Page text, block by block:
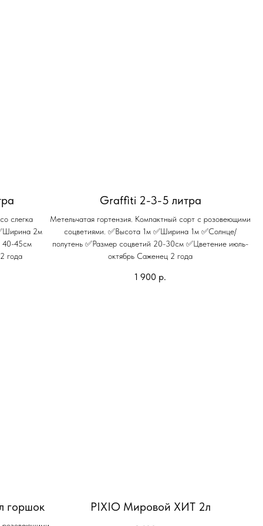
слегка
2м
40-45см
года
Graffiti 2-3-5 литра
Метельчатая гортензия. Компактный сорт с розовеющими
соцветиями. ✅Высота 1м ✅Ширина 1м ✅Солнце/
полутень ✅Размер соцветий 20-30см ✅Цветение июль-
октябрь Саженец 2 года
1 900 р.
горшок PIXIO Мировой ХИТ 2л